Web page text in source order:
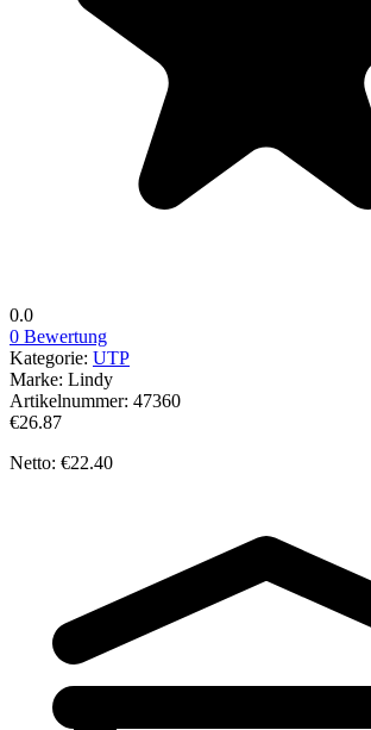
0.0
0 Bewertung
Kategorie: UTP
Marke: Lindy
Artikelnummer: 47360
€26.87
Netto: €22.40